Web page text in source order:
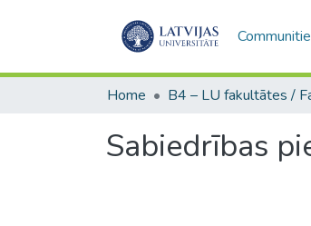
Home
Sabiedrības